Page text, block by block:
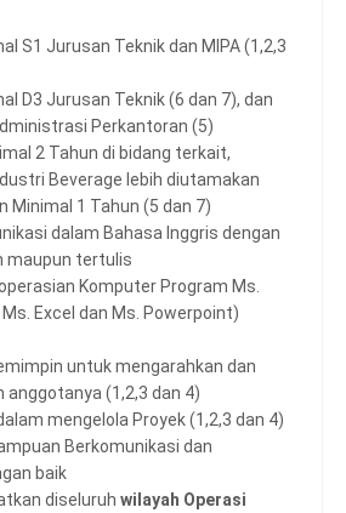
S1 Jurusan Teknik dan MIPA (1,2,3
D3 Jurusan Teknik (6 dan 7), dan
Perkantoran (5)
2 Tahun di bidang terkait,
Beverage lebih diutamakan
Minimal 1 Tahun (5 dan 7)
dalam Bahasa Inggris dengan
maupun tertulis
Komputer Program Ms.
Excel dan Ms. Powerpoint)
untuk mengarahkan dan
(1,2,3 dan 4)
mengelola Proyek (1,2,3 dan 4)
Berkomunikasi dan
baik
diseluruh wilayah Operasi